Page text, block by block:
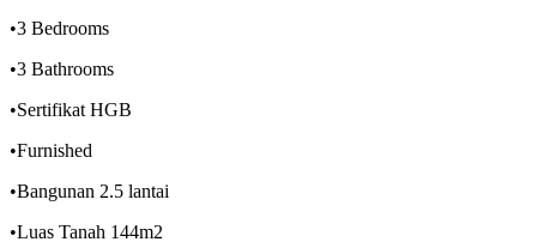
•3 Bedrooms
•3 Bathrooms
•Sertifikat HGB
•Furnished
•Bangunan 2.5 lantai
•Luas Tanah 144m2